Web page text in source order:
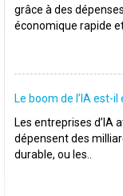
grâce à des
économique rapide et
Le boom de l’IA est-
Les entreprises
dépensent des
durable, ou les..